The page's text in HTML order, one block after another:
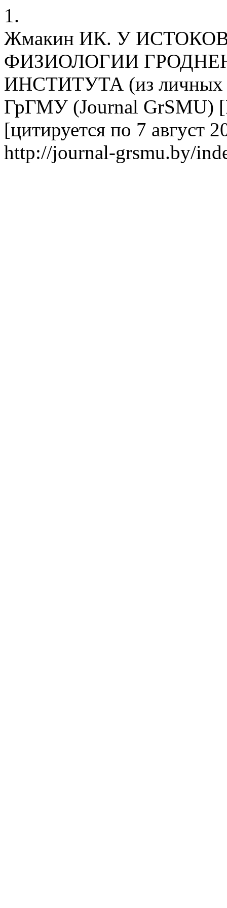
1.
Жмакин ИК. У
ФИЗИОЛОГИИ
ИНСТИТУТА (из личных
ГрГМУ (Journal GrSMU)
[цитируется по 7 август
http://journal-grsmu.by/